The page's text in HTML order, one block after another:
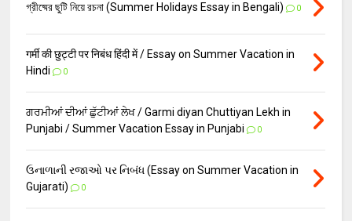
গ্রীষ্মের ছুটি নিয়ে রচনা (Summer Holidays Essay in Bengali) 0
गर्मी की छुट्टी पर निबंध हिंदी में / Essay on Summer Vacation in
Hindi
0
ਗਰਮੀਆਂ ਦੀਆਂ ਛੁੱਟੀਆਂ ਲੇਖ / Garmi diyan Chuttiyan Lekh in
Punjabi / Summer Vacation Essay in Punjabi
0
ઉનાળાની રજાઓ પર નિબંધ (Essay on Summer Vacation in
Gujarati)
0